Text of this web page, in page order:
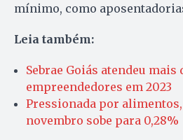
mínimo, como
Leia também:
Sebrae Goiás atendeu mais
empreendedores em 2023
Pressionada por
novembro sobe para 0,28%